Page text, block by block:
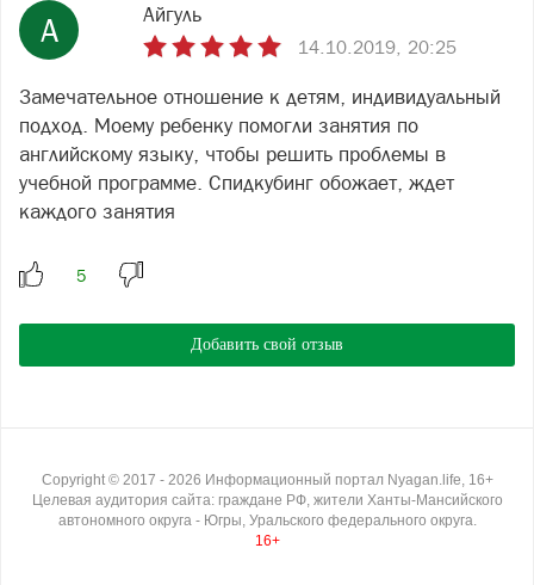
А Айгуль
14.10.2019, 20:25
Замечательное отношение к детям, индивидуальный
подход. Моему ребенку помогли занятия по
английскому языку, чтобы решить проблемы в
учебной программе. Спидкубинг обожает, ждет
каждого занятия
Добавить свой отзыв
Copyright © 2017 - 2026 Информационный портал Nyagan.life, 16+
Целевая аудитория сайта: граждане РФ, жители Ханты-Мансийского
автономного округа - Югры, Уральского федерального округа.
16+